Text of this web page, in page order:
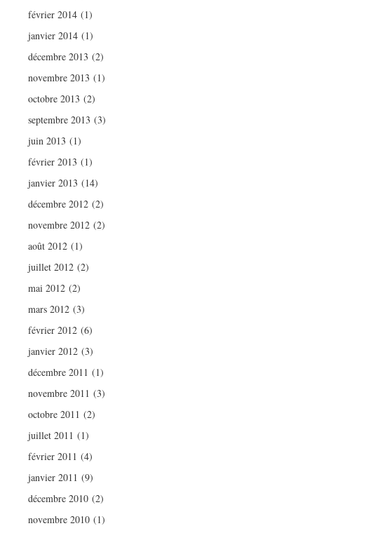
février 2014 (1)
janvier 2014 (1)
décembre 2013 (2)
novembre 2013 (1)
octobre 2013 (2)
septembre 2013 (3)
juin 2013 (1)
février 2013 (1)
janvier 2013 (14)
décembre 2012 (2)
novembre 2012 (2)
août 2012 (1)
juillet 2012 (2)
mai 2012 (2)
mars 2012 (3)
février 2012 (6)
janvier 2012 (3)
décembre 2011 (1)
novembre 2011 (3)
octobre 2011 (2)
juillet 2011 (1)
février 2011 (4)
janvier 2011 (9)
décembre 2010 (2)
novembre 2010 (1)